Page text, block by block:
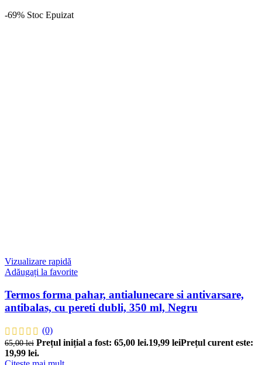
-69% Stoc Epuizat
Vizualizare rapidă
Adăugați la favorite
Termos forma pahar, antialunecare si antivarsare,
antibalas, cu pereti dubli, 350 ml, Negru
(0)
65,00lei Prețul inițial a fost: 65,00 lei.19,99 leiPrețul curent este:
19,99 lei.